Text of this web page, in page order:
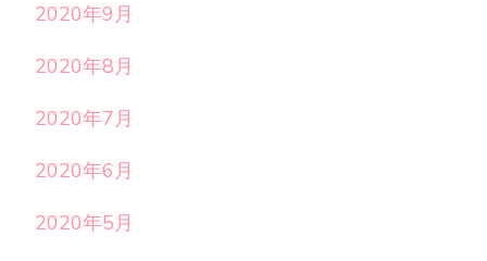
2020年9月
2020年8月
2020年7月
2020年6月
2020年5月